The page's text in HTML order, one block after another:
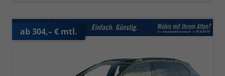
ab 304,– € mtl.